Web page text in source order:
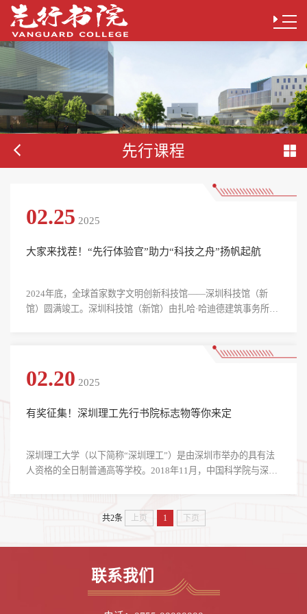
先行课程
02.25 2025
大家来找茬！“先行体验官”助力“科技之舟”扬帆起航
2024年底，全球首家数字文明创新科技馆——深圳科技馆（新
馆）圆满竣工。深圳科技馆（新馆）由扎哈·哈迪德建筑事务所与
午，深圳理工大学先行书院（筹）携手深圳科学技术馆联合举办
化身为“找茬专家”，走进科技馆（新馆），为正在筹备中的展馆
02.20 2025
有奖征集！深圳理工先行书院标志物等你来定
深圳理工大学（以下简称“深圳理工”）是由深圳市举办的具有法
人资格的全日制普通高等学校。2018年11月，中国科学院与深圳
鲜明科研烙印的大学，在深圳这片改革开放的热土孕育和诞生。
大精神基石，不仅是对科研先驱们不懈探索、勇于创新的崇高敬
共2条 上页 1 下页
联系我们